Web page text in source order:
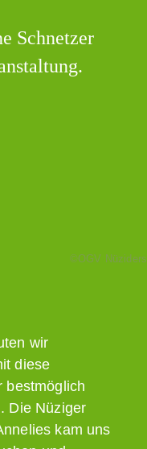
Schnetzer
©OGV Nüziders
wir
diese
bestmöglich
Die Nüziger
kam uns